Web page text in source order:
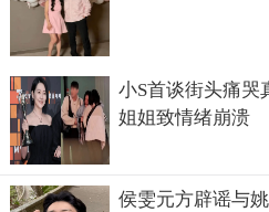
小S首谈街头痛哭
姐姐致情绪崩溃
侯雯元方辟谣与